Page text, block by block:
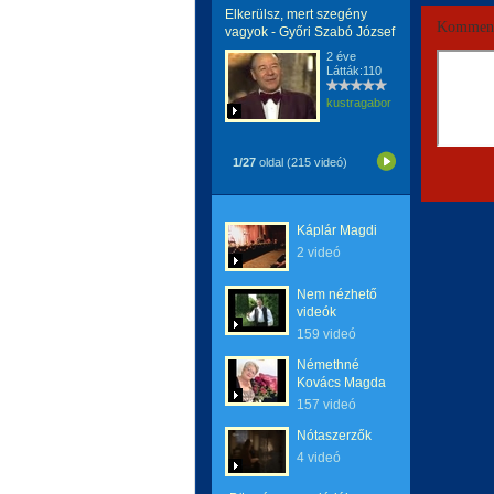
Elkerülsz, mert szegény
vagyok - Győri Szabó József
2 éve
Látták:110
kustragabor
1/27 oldal (215 videó)
Káplár Magdi
2 videó
Nem nézhető
videók
159 videó
Némethné
Kovács Magda
157 videó
Nótaszerzők
4 videó